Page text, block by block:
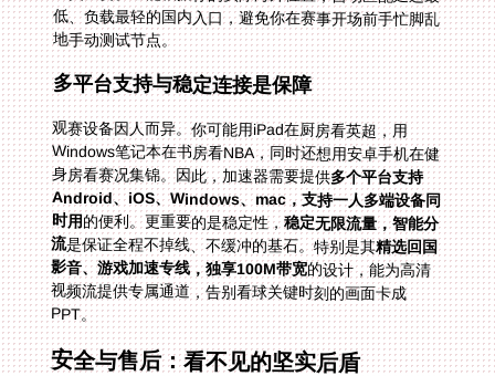
地手动测试节点。
多平台支持与稳定连接是保障
观赛设备因人而异。你可能用iPad在厨房看英超，用
Windows笔记本在书房看NBA，同时还想用安卓手机在健
身房看赛况集锦。因此，加速器需要提供多个平台支持
Android、iOS、Windows、mac，支持一人多端设备同
时用的便利。更重要的是稳定性，稳定无限流量，智能分
流是保证全程不掉线、不缓冲的基石。特别是其精选回国
影音、游戏加速专线，独享100M带宽的设计，能为高清
视频流提供专属通道，告别看球关键时刻的画面卡成
PPT。
安全与售后：看不见的坚实后盾